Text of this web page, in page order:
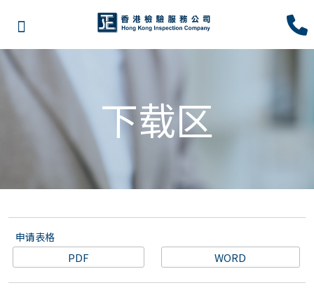
下载区
申请表格
PDF WORD